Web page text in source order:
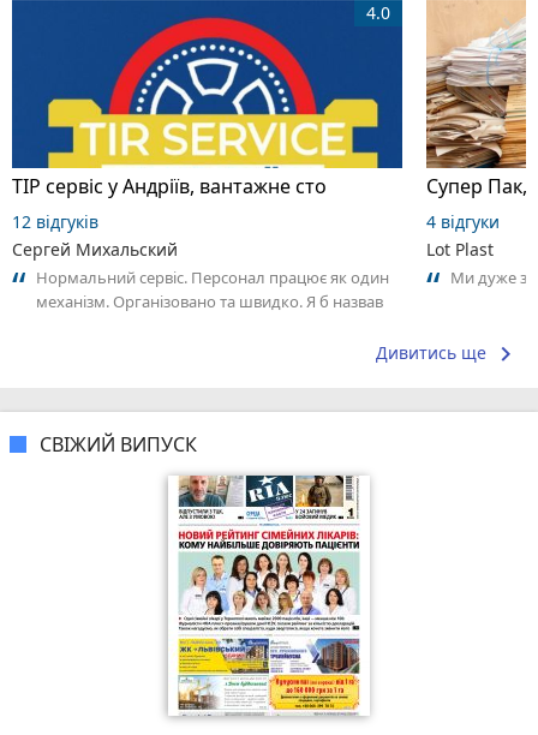
ТІР сервіс у Андріїв, вантажне сто
4.0
12 відгуків
Сергей Михальский
Нормальний сервіс. Персонал працює як один
механізм. Організовано та швидко. Я б назвав
Супер Пак,
4 відгуки
Lot Plast
Ми дуже
Дивитись ще keyboard_arrow_right
СВІЖИЙ ВИПУСК